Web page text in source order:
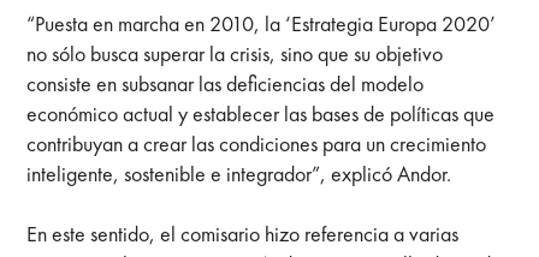
“Puesta en marcha en 2010, la ‘Estrategia Europa 2020’
no sólo busca superar la crisis, sino que su objetivo
consiste en subsanar las deficiencias del modelo
económico actual y establecer las bases de políticas que
contribuyan a crear las condiciones para un crecimiento
inteligente, sostenible e integrador”, explicó Andor.
En este sentido, el comisario hizo referencia a varias